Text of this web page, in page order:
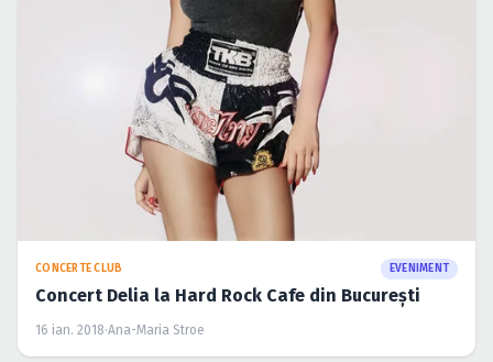
CONCERTE CLUB EVENIMENT
Concert Delia la Hard Rock Cafe din Bucureşti
16 ian. 2018·Ana-Maria Stroe